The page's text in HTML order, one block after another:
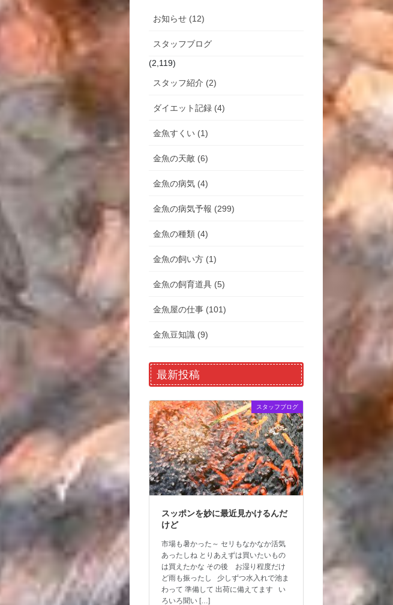
お知らせ (12)
スタッフブログ
(2,119)
スタッフ紹介 (2)
ダイエット記録 (4)
金魚すくい (1)
金魚の天敵 (6)
金魚の病気 (4)
金魚の病気予報 (299)
金魚の種類 (4)
金魚の飼い方 (1)
金魚の飼育道具 (5)
金魚屋の仕事 (101)
金魚豆知識 (9)
最新投稿
スタッフブログ
スッポンを妙に最近見かけるんだ
けど
市場も暑かった～ セリもなかなか活気
あったしね とりあえずは買いたいもの
は買えたかな その後 お湿り程度だけ
ど雨も振ったし 少しずつ水入れで池ま
わって 準備して 出荷に備えてます い
ろいろ聞い […]